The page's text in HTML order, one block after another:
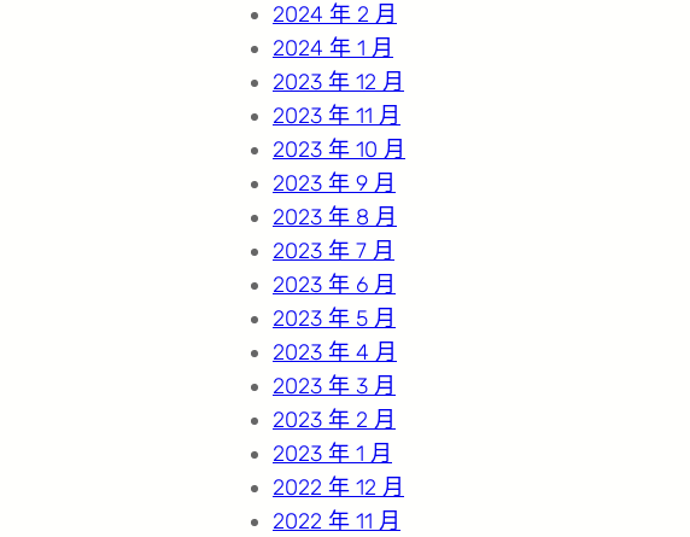
2024 年 2 月
2024 年 1 月
2023 年 12 月
2023 年 11 月
2023 年 10 月
2023 年 9 月
2023 年 8 月
2023 年 7 月
2023 年 6 月
2023 年 5 月
2023 年 4 月
2023 年 3 月
2023 年 2 月
2023 年 1 月
2022 年 12 月
2022 年 11 月